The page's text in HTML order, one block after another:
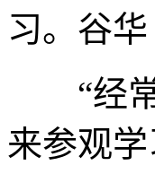
习。谷
“经常
来参观